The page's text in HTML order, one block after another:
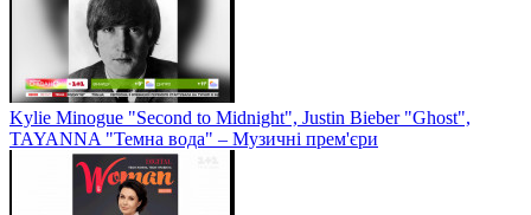
Kylie Minogue "Second to Midnight", Justin Bieber "Ghost",
TAYANNA "Темна вода" – Музичні прем'єри